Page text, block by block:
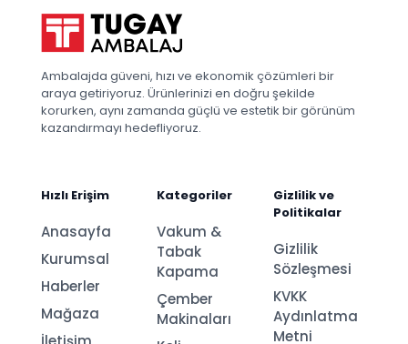
Ambalajda güveni, hızı ve ekonomik çözümleri bir
araya getiriyoruz. Ürünlerinizi en doğru şekilde
korurken, aynı zamanda güçlü ve estetik bir görünüm
kazandırmayı hedefliyoruz.
Hızlı Erişim
Anasayfa
Kurumsal
Haberler
Mağaza
Kategoriler
Vakum &
Tabak
Kapama
Çember
Makinaları
Gizlilik ve
Politikalar
Gizlilik
Sözleşmesi
KVKK
Aydınlatma
Metni